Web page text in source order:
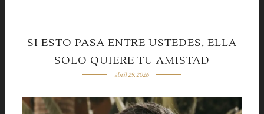
SI ESTO PASA ENTRE USTEDES, ELLA
SOLO QUIERE TU AMISTAD
abril 29, 2026